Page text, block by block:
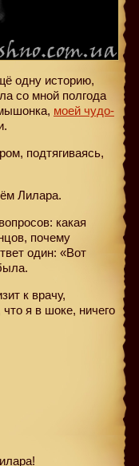
одну историю,
со мной полгода
моей чудо-
подтягиваясь,
Лилара.
какая
почему
один: «Вот
к врачу,
я в шоке, ничего